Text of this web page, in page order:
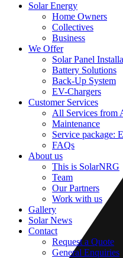
Solar Energy
Home Owners
Collectives
Business
We Offer
Solar Panel
Battery Solutions
Back-Up System
EV-Chargers
Customer Services
All Services from
Maintenance
Service package:
FAQs
About us
This is SolarNRG
Team
Our Partners
Work with us
Gallery
Solar News
Contact
Request a Quote
General Enquiries